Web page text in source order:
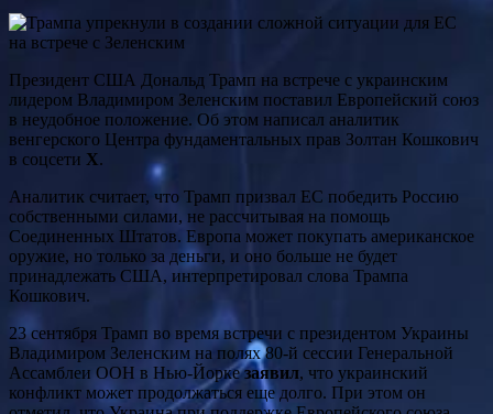
Президент США Дональд Трамп на встрече с украинским
лидером Владимиром Зеленским поставил Европейский союз
в неудобное положение. Об этом написал аналитик
венгерского Центра фундаментальных прав Золтан Кошкович
в соцсети Х.
Аналитик считает, что Трамп призвал ЕС победить Россию
собственными силами, не рассчитывая на помощь
Соединенных Штатов. Европа может покупать американское
оружие, но только за деньги, и оно больше не будет
принадлежать США, интерпретировал слова Трампа
Кошкович.
23 сентября Трамп во время встречи с президентом Украины
Владимиром Зеленским на полях 80-й сессии Генеральной
Ассамблеи ООН в Нью-Йоркезаявил, что украинский
конфликт может продолжаться еще долго. При этом он